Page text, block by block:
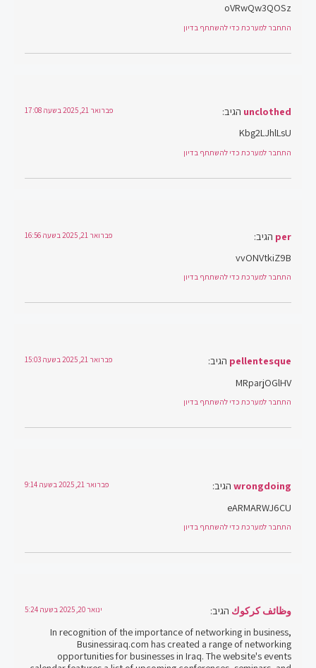
oVRwQw3QOSz
התחבר למערכת כדי להשתתף בדיון
unclothed הגיב: פברואר 21, 2025 בשעה 17:08
Kbg2LJhlLsU
התחבר למערכת כדי להשתתף בדיון
per הגיב: פברואר 21, 2025 בשעה 16:56
vvONVtkiZ9B
התחבר למערכת כדי להשתתף בדיון
pellentesque הגיב: פברואר 21, 2025 בשעה 15:03
MRparjOGlHV
התחבר למערכת כדי להשתתף בדיון
wrongdoing הגיב: פברואר 21, 2025 בשעה 9:14
eARMARWJ6CU
התחבר למערכת כדי להשתתף בדיון
وظائف كركوك הגיב: ינואר 20, 2025 בשעה 5:24
In recognition of the importance of networking in business,
Businessiraq.com has created a range of networking
opportunities for businesses in Iraq. The website's events